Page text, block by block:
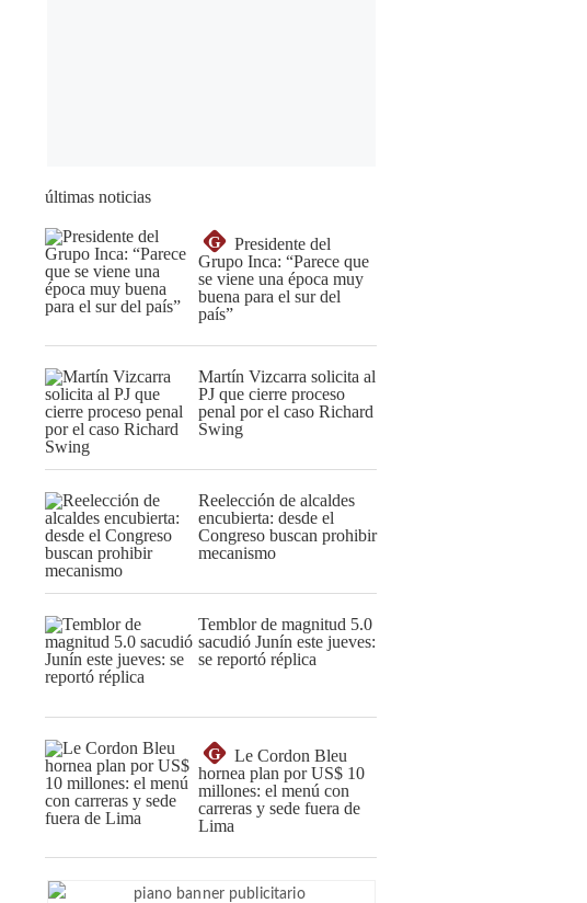
últimas noticias
G
Presidente del
Grupo Inca: “Parece que
se viene una época muy
buena para el sur del
país”
Martín Vizcarra solicita al
PJ que cierre proceso
penal por el caso Richard
Swing
Reelección de alcaldes
encubierta: desde el
Congreso buscan prohibir
mecanismo
Temblor de magnitud 5.0
sacudió Junín este jueves:
se reportó réplica
G
Le Cordon Bleu
hornea plan por US$ 10
millones: el menú con
carreras y sede fuera de
Lima